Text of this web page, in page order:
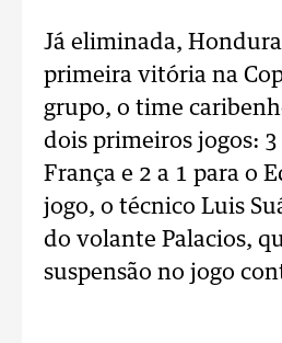
Já eliminada,
primeira vitória na
grupo, o time
dois primeiros jogos: 3
França e 2 a 1 para o
jogo, o técnico Luis
do volante Palacios,
suspensão no jogo